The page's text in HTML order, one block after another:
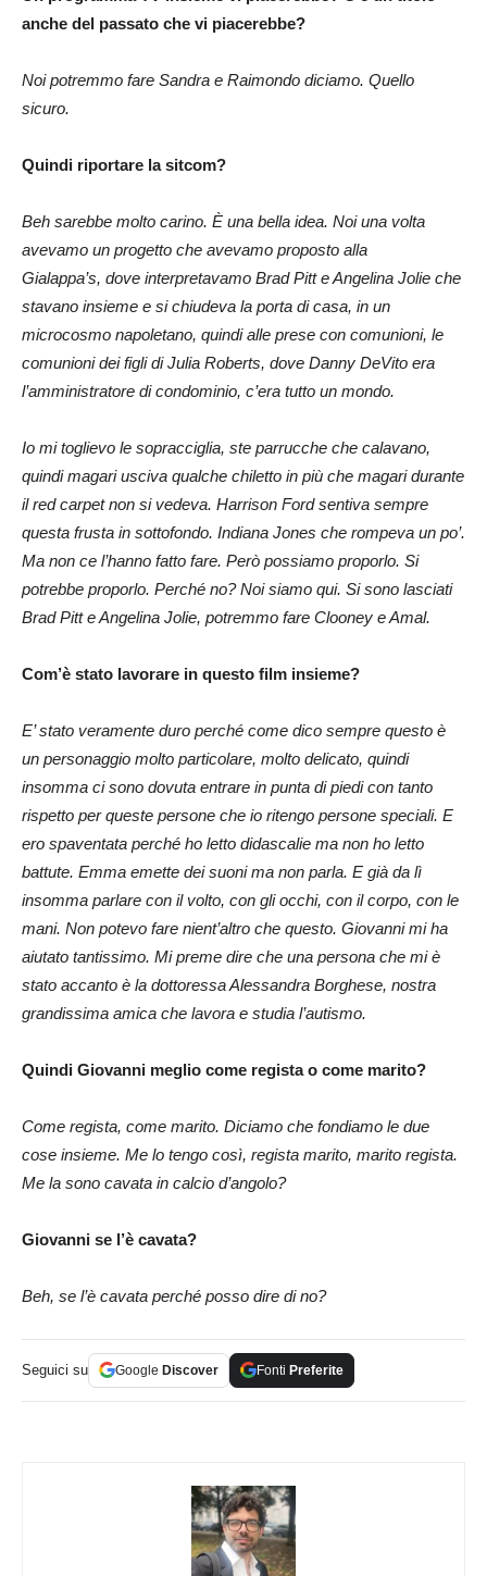
anche del passato che vi piacerebbe?
Noi potremmo fare Sandra e Raimondo diciamo. Quello
sicuro.
Quindi riportare la sitcom?
Beh sarebbe molto carino. È una bella idea. Noi una volta
avevamo un progetto che avevamo proposto alla
Gialappa’s, dove interpretavamo Brad Pitt e Angelina Jolie che
stavano insieme e si chiudeva la porta di casa, in un
microcosmo napoletano, quindi alle prese con comunioni, le
comunioni dei figli diJulia Roberts, dove Danny DeVito era
l’amministratore di condominio, c’era tutto un mondo.
Io mi toglievo le sopracciglia, ste parrucche che calavano,
quindi magari usciva qualche chiletto in più che magari durante
il red carpet non si vedeva. Harrison Ford sentiva sempre
questa frusta in sottofondo. Indiana Jones che rompeva un po’.
Ma non ce l’hanno fatto fare. Però possiamo proporlo. Si
potrebbe proporlo. Perché no? Noi siamo qui. Si sono lasciati
Brad Pitt e Angelina Jolie, potremmo fare Clooney e Amal.
Com’è stato lavorare in questo film insieme?
E’ stato veramente duro perché come dico sempre questo è
un personaggio molto particolare, molto delicato, quindi
insomma ci sono dovuta entrare in punta di piedi con tanto
rispetto per queste persone che io ritengo persone speciali. E
ero spaventata perché ho letto didascalie ma non ho letto
battute. Emma emette dei suoni ma non parla. E già da lì
insomma parlare con il volto, con gli occhi, con il corpo, con le
mani. Non potevo fare nient’altro che questo. Giovanni mi ha
aiutato tantissimo. Mi preme dire che una persona che mi è
stato accanto è la dottoressa Alessandra Borghese, nostra
grandissima amica che lavora e studia l’autismo.
Quindi Giovanni meglio come regista o come marito?
Come regista, come marito. Diciamo che fondiamo le due
cose insieme. Me lo tengo così, regista marito, marito regista.
Me la sono cavata in calcio d’angolo?
Giovanni se l’è cavata?
Beh, se l’è cavata perché posso dire di no?
Seguici su Google Discover Fonti Preferite